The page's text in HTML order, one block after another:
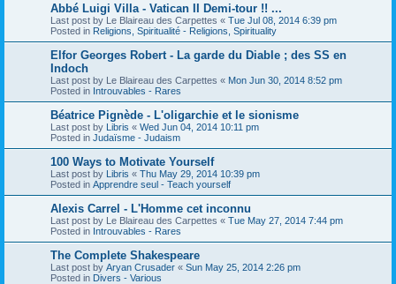
Abbé Luigi Villa - Vatican II Demi-tour !! ...
Last post by Le Blaireau des Carpettes « Tue Jul 08, 2014 6:39 pm
Posted in Religions, Spiritualité - Religions, Spirituality
Elfor Georges Robert - La garde du Diable ; des SS en
Indoch
Last post by Le Blaireau des Carpettes « Mon Jun 30, 2014 8:52 pm
Posted in Introuvables - Rares
Béatrice Pignède - L'oligarchie et le sionisme
Last post by Libris « Wed Jun 04, 2014 10:11 pm
Posted in Judaïsme - Judaism
100 Ways to Motivate Yourself
Last post by Libris « Thu May 29, 2014 10:39 pm
Posted in Apprendre seul - Teach yourself
Alexis Carrel - L'Homme cet inconnu
Last post by Le Blaireau des Carpettes « Tue May 27, 2014 7:44 pm
Posted in Introuvables - Rares
The Complete Shakespeare
Last post by Aryan Crusader « Sun May 25, 2014 2:26 pm
Posted in Divers - Various